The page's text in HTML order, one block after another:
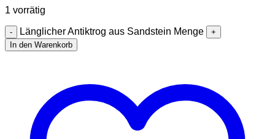
1 vorrätig
Länglicher Antiktrog aus Sandstein Menge
In den Warenkorb